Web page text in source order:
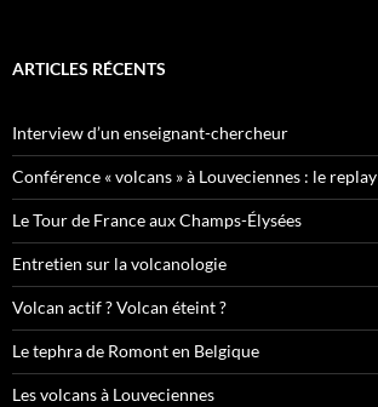
ARTICLES RÉCENTS
Interview d’un enseignant-chercheur
Conférence « volcans » à Louveciennes : le replay
Le Tour de France aux Champs-Élysées
Entretien sur la volcanologie
Volcan actif ? Volcan éteint ?
Le tephra de Romont en Belgique
Les volcans à Louveciennes